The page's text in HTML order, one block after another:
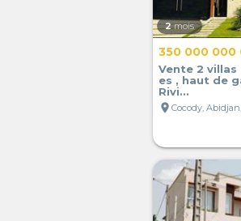
2 mois
350 000 000
Vente 2
es , haut de
Rivi...
location_on Cocody,